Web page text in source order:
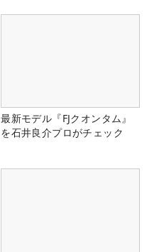
最新モデル『FJクオンタム』
を石井良介プロがチェック